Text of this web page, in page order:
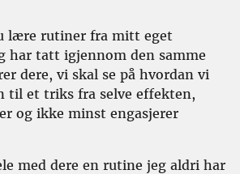
lære rutiner fra mitt eget
har tatt igjennom den samme
dere, vi skal se på hvordan vi
til et triks fra selve effekten,
og ikke minst engasjerer
med dere en rutine jeg aldri har